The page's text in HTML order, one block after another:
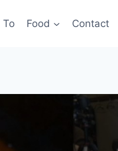
To Food Contact